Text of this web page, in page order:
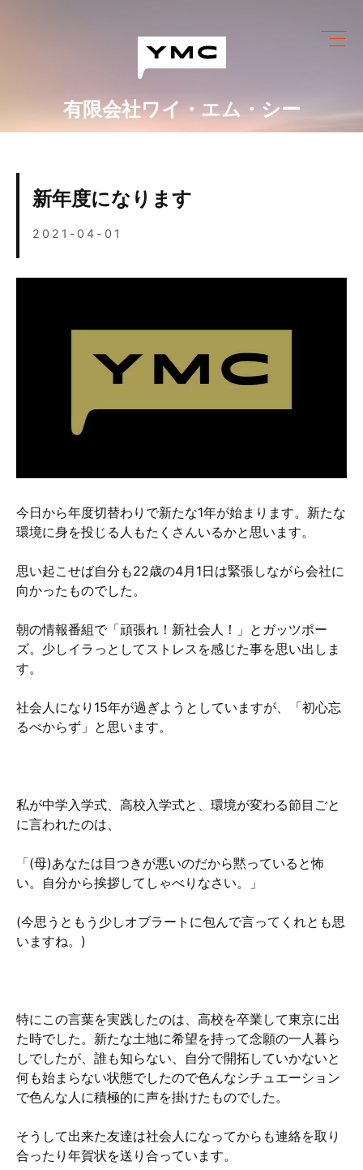
有限会社ワイ・エム・シー
ワイ・エム・シーにできること
会社情報
営業カレンダー
ブログ
お問い合わせ
新年度になります
2021-04-01
今日から年度切替わりで新たな1年が始まります。新たな
環境に身を投じる人もたくさんいるかと思います。
思い起こせば自分も22歳の4月1日は緊張しながら会社に
向かったものでした。
朝の情報番組で「頑張れ！新社会人！」とガッツポー
ズ。少しイラっとしてストレスを感じた事を思い出しま
す。
社会人になり15年が過ぎようとしていますが、「初心忘
るべからず」と思います。
私が中学入学式、高校入学式と、環境が変わる節目ごと
に言われたのは、
「(母)あなたは目つきが悪いのだから黙っていると怖
い。自分から挨拶してしゃべりなさい。」
(今思うともう少しオブラートに包んで言ってくれとも思
いますね。)
特にこの言葉を実践したのは、高校を卒業して東京に出
た時でした。新たな土地に希望を持って念願の一人暮ら
しでしたが、誰も知らない、自分で開拓していかないと
何も始まらない状態でしたので色んなシチュエーション
で色んな人に積極的に声を掛けたものでした。
そうして出来た友達は社会人になってからも連絡を取り
合ったり年賀状を送り合っています。